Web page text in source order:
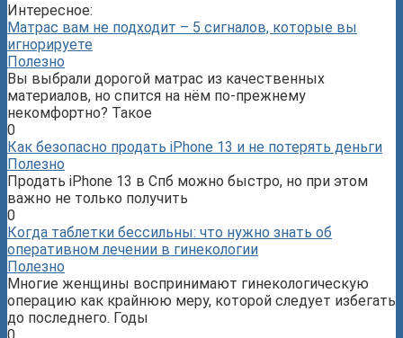
Интересное:
Матрас вам не подходит – 5 сигналов, которые вы
игнорируете
Полезно
Вы выбрали дорогой матрас из качественных
материалов, но спится на нём по-прежнему
некомфортно? Такое
0
Как безопасно продать iPhone 13 и не потерять деньги
Полезно
Продать iPhone 13 в Спб можно быстро, но при этом
важно не только получить
0
Когда таблетки бессильны: что нужно знать об
оперативном лечении в гинекологии
Полезно
Многие женщины воспринимают гинекологическую
операцию как крайнюю меру, которой следует избегать
до последнего. Годы